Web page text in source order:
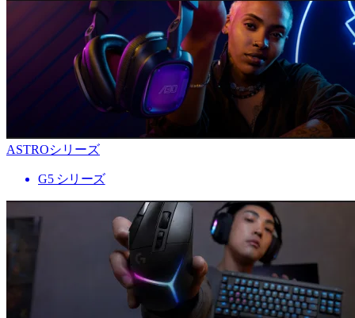
ASTROシリーズ
G5 シリーズ